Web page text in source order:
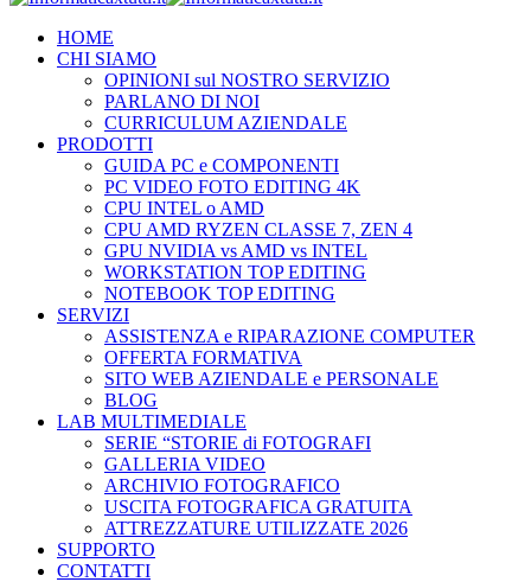
HOME
CHI SIAMO
OPINIONI sul NOSTRO SERVIZIO
PARLANO DI NOI
CURRICULUM AZIENDALE
PRODOTTI
GUIDA PC e COMPONENTI
PC VIDEO FOTO EDITING 4K
CPU INTEL o AMD
CPU AMD RYZEN CLASSE 7, ZEN 4
GPU NVIDIA vs AMD vs INTEL
WORKSTATION TOP EDITING
NOTEBOOK TOP EDITING
SERVIZI
ASSISTENZA e RIPARAZIONE COMPUTER
OFFERTA FORMATIVA
SITO WEB AZIENDALE e PERSONALE
BLOG
LAB MULTIMEDIALE
SERIE “STORIE di FOTOGRAFI
GALLERIA VIDEO
ARCHIVIO FOTOGRAFICO
USCITA FOTOGRAFICA GRATUITA
ATTREZZATURE UTILIZZATE 2026
SUPPORTO
CONTATTI